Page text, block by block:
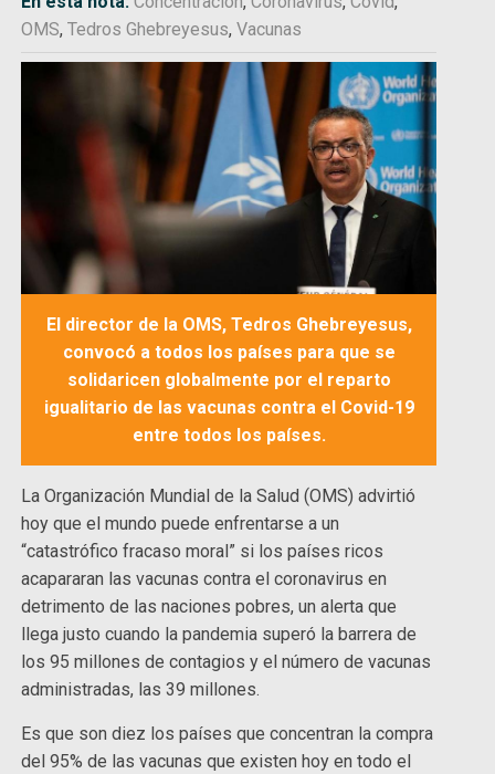
OMS,Tedros Ghebreyesus,Vacunas
El director de la OMS, Tedros Ghebreyesus,
convocó a todos los países para que se
solidaricen globalmente por el reparto
igualitario de las vacunas contra el Covid-19
entre todos los países.
La Organización Mundial de la Salud (OMS) advirtió
hoy que el mundo puede enfrentarse a un
“catastrófico fracaso moral” si los países ricos
acapararan las vacunas contra el coronavirus en
detrimento de las naciones pobres, un alerta que
llega justo cuando la pandemia superó la barrera de
los 95 millones de contagios y el número de vacunas
administradas, las 39 millones.
Es que son diez los países que concentran la compra
del 95% de las vacunas que existen hoy en todo el